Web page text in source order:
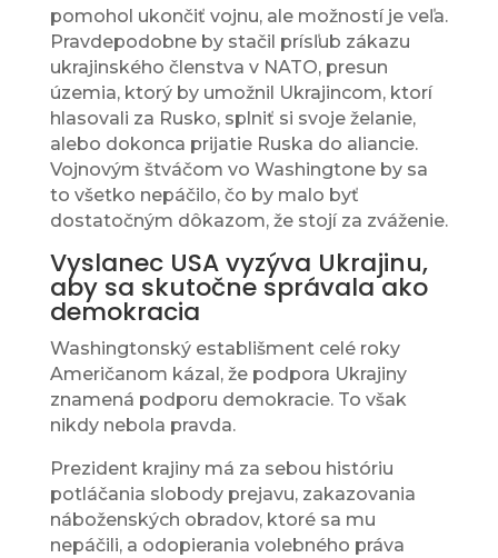
pomohol ukončiť vojnu, ale možností je veľa.
Pravdepodobne by stačil prísľub zákazu
ukrajinského členstva v NATO, presun
územia, ktorý by umožnil Ukrajincom, ktorí
hlasovali za Rusko, splniť si svoje želanie,
alebo dokonca prijatie Ruska do aliancie.
Vojnovým štváčom vo Washingtone by sa
to všetko nepáčilo, čo by malo byť
dostatočným dôkazom, že stojí za zváženie.
Vyslanec USA vyzýva Ukrajinu,
aby sa skutočne správala ako
demokracia
Washingtonský establišment celé roky
Američanom kázal, že podpora Ukrajiny
znamená podporu demokracie. To však
nikdy nebola pravda.
Prezident krajiny má za sebou históriu
potláčania slobody prejavu, zakazovania
náboženských obradov, ktoré sa mu
nepáčili, a odopierania volebného práva